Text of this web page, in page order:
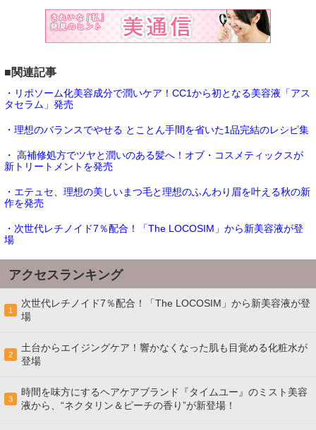
■関連記事
・リポソーム化美容成分で潤いケア！CC1から初となる美容液「アス
タセラム」発売
・理想のバランスでやせる とことん手間を省いた1品完結のレシピ集
・ 高補修処方でツヤと潤いのある髪へ！オブ・コスメティックスが
新トリートメントを発売
・エテュセ、理想の美しいまつ毛と理想のふんわり眉を叶える秋の新
作を発売
・次世代レチノイド7％配合！「The LOCOSIM」から新美容液が登
場
アクセスランキング
1
次世代レチノイド7％配合！「The LOCOSIM」から新美容液が登
場
2
土台からエイジングケア！響かなくなった肌も目覚める化粧水が
登場
3
時間を味方にするヘアケアブランド『タイムユー』のミスト美容
液から、“ネクタリン＆ピーチの香り”が新登場！